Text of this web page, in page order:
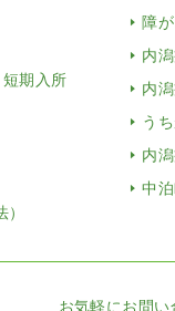
期入所
障
内
内
う
内
中
お気軽にお問